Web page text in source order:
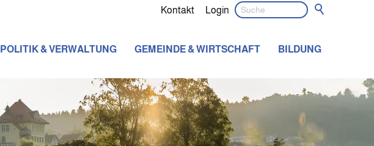
Login
Kontakt
POLITIK & VERWALTUNG GEMEINDE & WIRTSCHAFT BILDUNG